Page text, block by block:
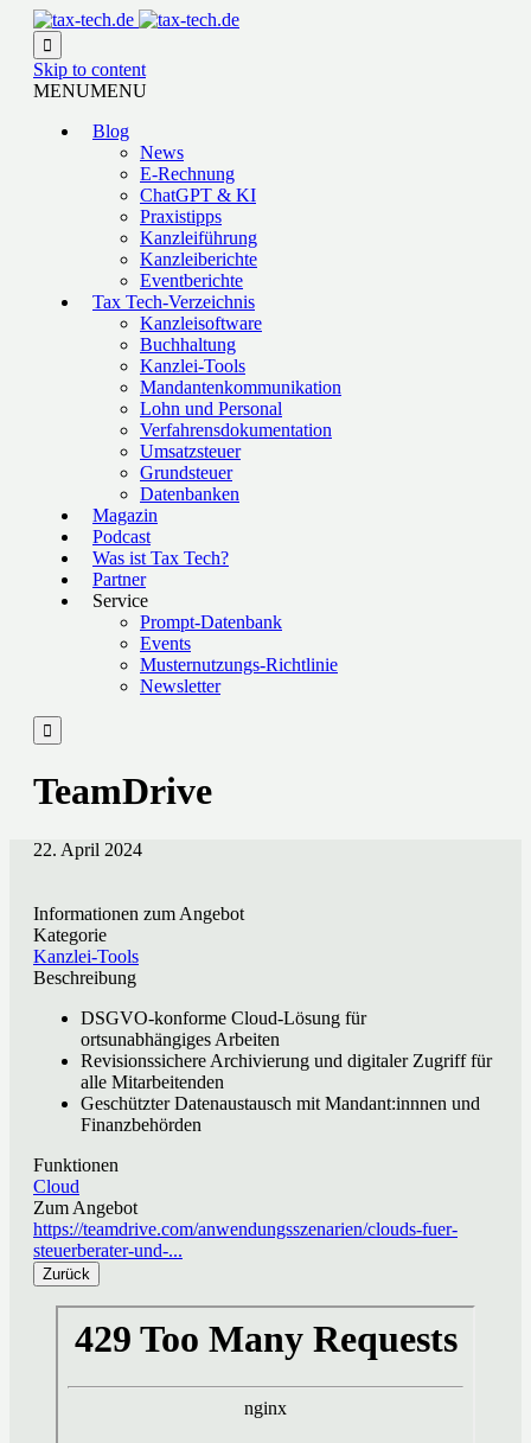

Skip to content
MENUMENU
Blog
News
E-Rechnung
ChatGPT & KI
Praxistipps
Kanzleiführung
Kanzleiberichte
Eventberichte
Tax Tech-Verzeichnis
Kanzleisoftware
Buchhaltung
Kanzlei-Tools
Mandantenkommunikation
Lohn und Personal
Verfahrensdokumentation
Umsatzsteuer
Grundsteuer
Datenbanken
Magazin
Podcast
Was ist Tax Tech?
Partner
Service
Prompt-Datenbank
Events
Musternutzungs-Richtlinie
Newsletter

TeamDrive
22. April 2024
Informationen zum Angebot
Kategorie
Kanzlei-Tools
Beschreibung
DSGVO-konforme Cloud-Lösung für
ortsunabhängiges Arbeiten
Revisionssichere Archivierung und digitaler Zugriff für
alle Mitarbeitenden
Geschützter Datenaustausch mit Mandant:innnen und
Finanzbehörden
Funktionen
Cloud
Zum Angebot
https://teamdrive.com/anwendungsszenarien/clouds-fuer-
steuerberater-und-...
Zurück